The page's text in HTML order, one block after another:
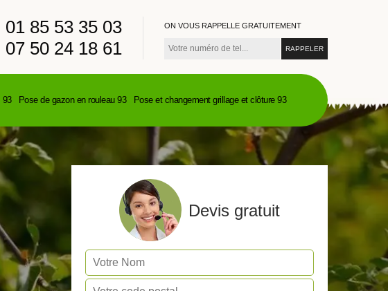
01 85 53 35 03
07 50 24 18 61
ON VOUS RAPPELLE GRATUITEMENT
93 Pose de gazon en rouleau 93 Pose et changement grillage et clôture 93
Devis gratuit